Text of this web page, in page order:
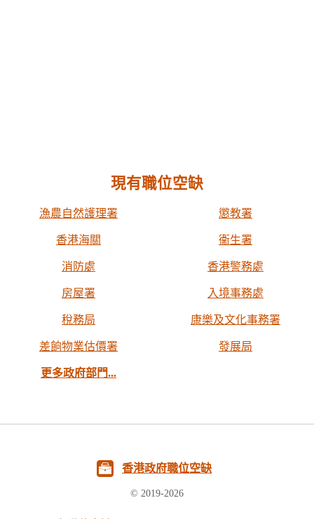
現有職位空缺
漁農自然護理署 懲教署
香港海關 衞生署
消防處 香港警務處
房屋署 入境事務處
稅務局 康樂及文化事務署
差餉物業估價署 發展局
更多政府部門...
香港政府職位空缺
© 2019-2026